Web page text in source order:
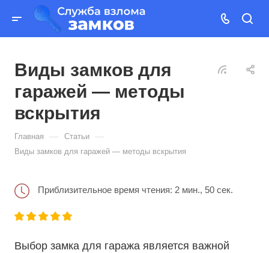
Виды замков для
гаражей — методы
вскрытия
Главная — Статьи —
Виды замков для гаражей — методы вскрытия
Приблизительное время чтения: 2 мин., 50 сек.
Выбор замка для гаража является важной